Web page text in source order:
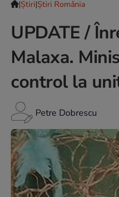
|Ştiri|Știri România
UPDATE /
Malaxa.
control la
Petre Dobrescu